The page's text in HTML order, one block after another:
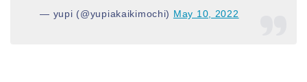
— yupi (@yupiakaikimochi) May 10, 2022